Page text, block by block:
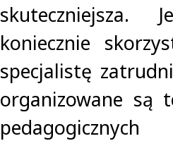
skuteczniejsza.
koniecznie
specjalistę
organizowane są